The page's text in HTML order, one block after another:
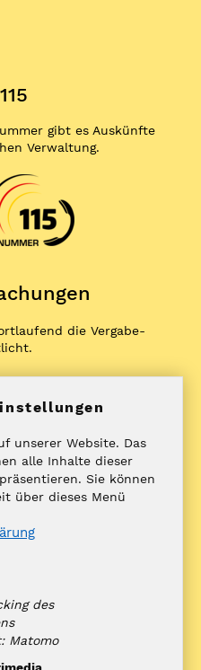
gibt es Auskünfte
Verwaltung.
die Vergabe­
rund um
Hand in Schleswig-
98
unserer Website. Das
alle Inhalte dieser
Sie können
über dieses Menü
des
Matomo